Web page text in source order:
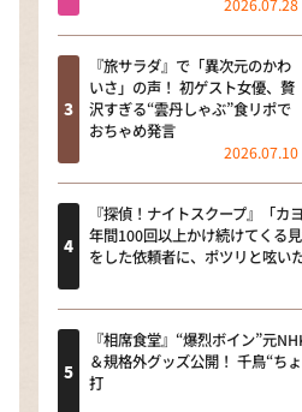
2026.07.28
『旅サラダ』で「異次元のかわ
いさ」の声！ 初ゲスト女優、贅
沢すぎる“雲丹しゃぶ”食リポで
おちゃめ発言
2026.07.10
『探偵！ナイトスクープ』「
年間100回以上かけ続けてくる
をした依頼者に、ポツリと呟い
『相席食堂』“爆烈ボイン”元
＆規格外グッズ公開！ 千鳥“ち
打